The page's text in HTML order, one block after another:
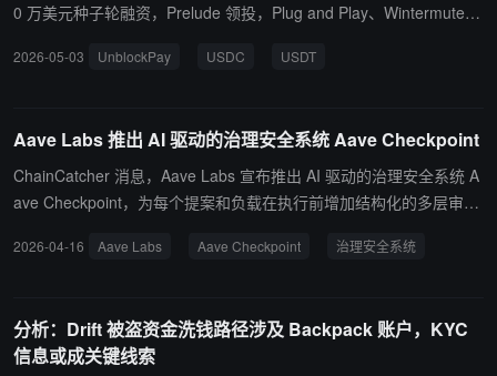
0 万美元种子轮融资，Prelude 领投，Plug and Play、Wintermute、
以及一批天使投资人参投，新资金将支持其构建受监管金融产品，帮
2026-05-03 UnblockPay USDC USDT
Aave Labs 推出 AI 驱动的治理安全系统 Aave Checkpoint
ChainCatcher 消息，Aave Labs 宣布推出 AI 驱动的治理安全系统 A
ave Checkpoint，为每个提案和负载在执行前增加结构化的多层审查
段，当新提案提交时，系统自动获取链上数据、提案源代码和 IPFS
Fi 特定风险分析、代理升级安全性检查等，并生成带通过/失败结论
的结构化审计报告；强制人工审查阶段，每份 AI 生成的报告需至少
2026-04-16 Aave Labs Aave Checkpoint 治理安全系统
分析：Drift 被盗资金洗钱路径涉及 Backpack 账户，KYC
信息或成关键线索